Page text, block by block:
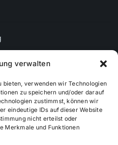
verwalten
bieten, verwenden wir Technologien
zu speichern und/oder darauf
zustimmst, können wir
eindeutige IDs auf dieser Website
nicht erteilst oder
Merkmale und Funktionen